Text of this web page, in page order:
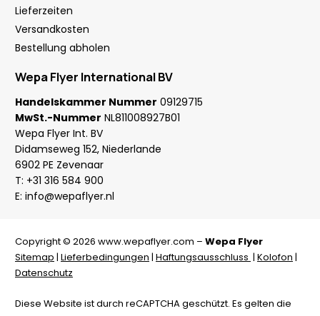
Lieferzeiten
Versandkosten
Bestellung abholen
Wepa Flyer International BV
Handelskammer Nummer 09129715
MwSt.-Nummer NL811008927B01
Wepa Flyer Int. BV
Didamseweg 152, Niederlande
6902 PE Zevenaar
T: +31 316 584 900
E: info@wepaflyer.nl
Copyright © 2026 www.wepaflyer.com – Wepa Flyer
Sitemap | Lieferbedingungen | Haftungsausschluss | Kolofon |
Datenschutz
Diese Website ist durch reCAPTCHA geschützt. Es gelten die